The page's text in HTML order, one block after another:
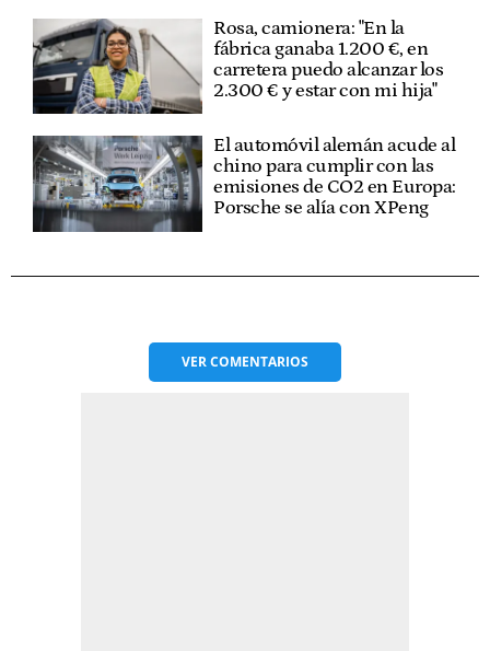
Rosa, camionera: "En la
fábrica ganaba 1.200 €, en
carretera puedo alcanzar los
2.300 € y estar con mi hija"
El automóvil alemán acude al
chino para cumplir con las
emisiones de CO2 en Europa:
Porsche se alía con XPeng
VERCOMENTARIOS